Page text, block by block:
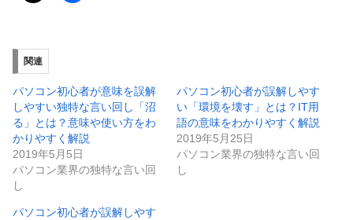
関連
パソコン初心者が意味を誤解
しやすい独特な言い回し「沼
る」とは？意味や使い方をわ
かりやすく解説
2019年5月5日
パソコン業界の独特な言い回
し
パソコン初心者が誤解しやす
い「環境を壊す」とは？IT用
語の意味をわかりやすく解説
2019年5月25日
パソコン業界の独特な言い回
し
パソコン初心者が誤解しやす